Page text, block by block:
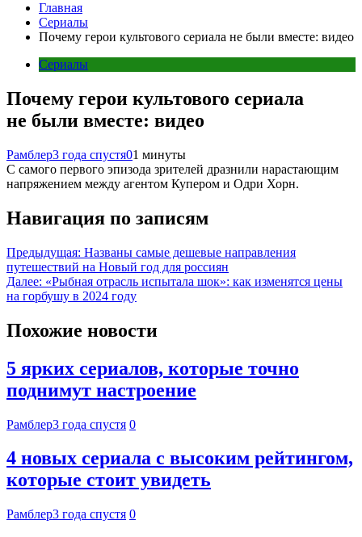
Главная
Сериалы
Почему герои культового сериала не были вместе: видео
Сериалы
Почему герои культового сериала
не были вместе: видео
Рамблер3 года спустя01 минуты
С самого первого эпизода зрителей дразнили нарастающим
напряжением между агентом Купером и Одри Хорн.
Навигация по записям
Предыдущая: Названы самые дешевые направления
путешествий на Новый год для россиян
Далее: «Рыбная отрасль испытала шок»: как изменятся цены
на горбушу в 2024 году
Похожие новости
5 ярких сериалов, которые точно
поднимут настроение
Рамблер3 года спустя 0
4 новых сериала с высоким рейтингом,
которые стоит увидеть
Рамблер3 года спустя 0